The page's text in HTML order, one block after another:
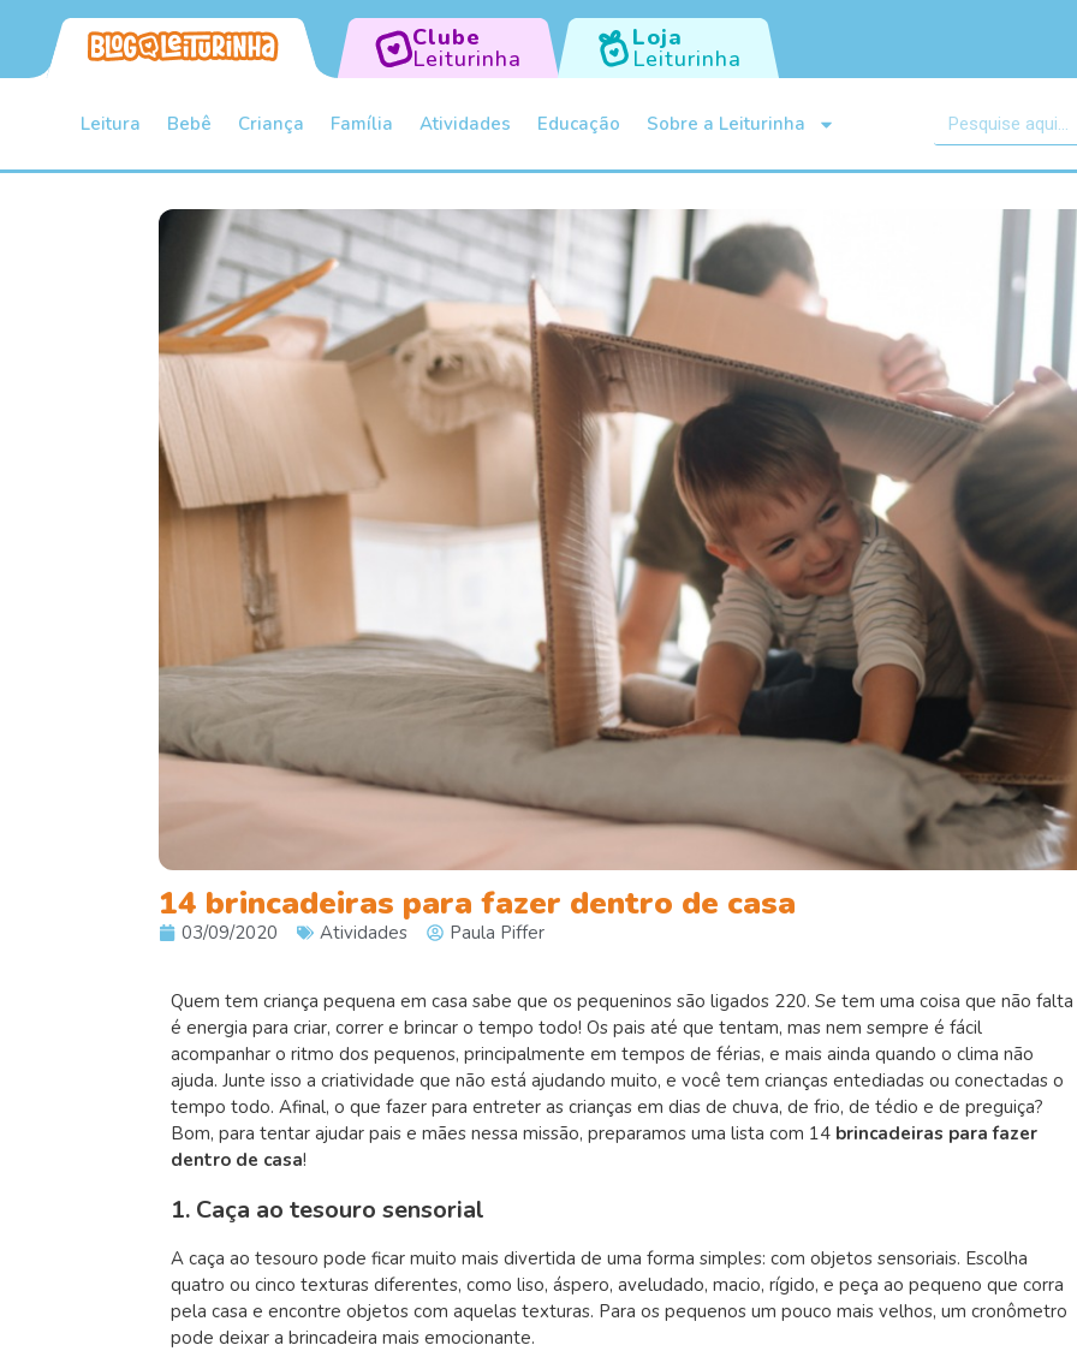
Clube
Leiturinha
Loja
Leiturinha
Leitura Bebê Criança Família Atividades Educação Sobre a Leiturinha
14 brincadeiras para fazer dentro de casa
03/09/2020 Atividades Paula Piffer
Quem tem criança pequena em casa sabe que os pequeninos são ligados 220. Se tem uma coisa que não falta
é energia para criar, correr e brincar o tempo todo! Os pais até que tentam, mas nem sempre é fácil
acompanhar o ritmo dos pequenos, principalmente em tempos de férias, e mais ainda quando o clima não
ajuda. Junte isso a criatividade que não está ajudando muito, e você tem crianças entediadas ou conectadas o
tempo todo. Afinal, o que fazer para entreter as crianças em dias de chuva, de frio, de tédio e de preguiça?
Bom, para tentar ajudar pais e mães nessa missão, preparamos uma lista com 14 brincadeiras para fazer
dentro de casa!
1. Caça ao tesouro sensorial
A caça ao tesouro pode ficar muito mais divertida de uma forma simples: com objetos sensoriais. Escolha
quatro ou cinco texturas diferentes, como liso, áspero, aveludado, macio, rígido, e peça ao pequeno que corra
pela casa e encontre objetos com aquelas texturas. Para os pequenos um pouco mais velhos, um cronômetro
pode deixar a brincadeira mais emocionante.